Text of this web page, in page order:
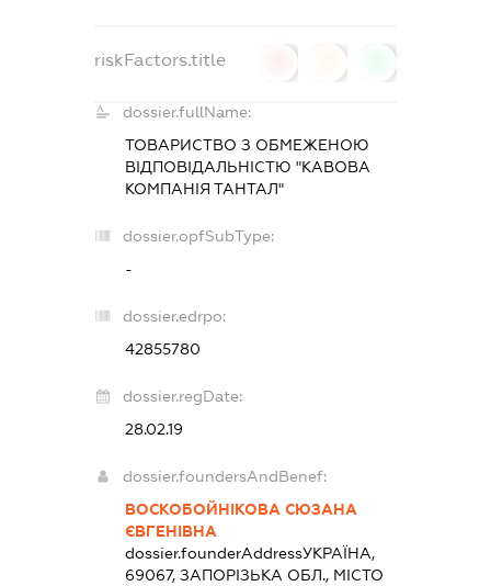
riskFactors.title
dossier.fullName:
ТОВАРИСТВО З ОБМЕЖЕНОЮ
ВІДПОВІДАЛЬНІСТЮ "КАВОВА
КОМПАНІЯ ТАНТАЛ"
dossier.opfSubType:
-
dossier.edrpo:
42855780
dossier.regDate:
28.02.19
dossier.foundersAndBenef:
ВОСКОБОЙНІКОВА СЮЗАНА
ЄВГЕНІВНА
dossier.founderAddressУКРАЇНА,
69067, ЗАПОРІЗЬКА ОБЛ., МІСТО